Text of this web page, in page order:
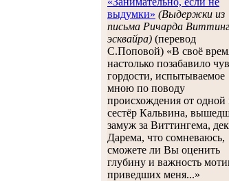
выдумки» (Выдержки из
письма Ричарда
эсквайра) (перевод
С.Поповой) «В своё
настолько позабавило
гордости, испытываемое
мною по поводу
происхождения от одной
сестёр Кальвина,
замуж за Виттингема,
Дарема, что сомневаюсь,
сможете ли Вы оценить
глубину и важность
приведших меня...»